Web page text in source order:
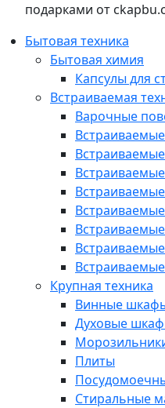
подарками от
Бытовая техника
Бытовая химия
Капсулы для
Встраиваемая
Варочные
Крупная техника
Винные
Духовые
Плиты
Стиральные